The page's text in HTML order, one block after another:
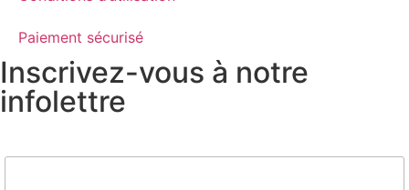
Paiement sécurisé
Inscrivez-vous à notre
infolettre